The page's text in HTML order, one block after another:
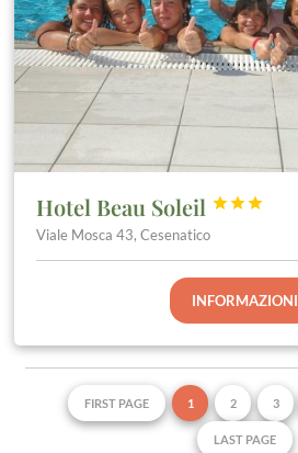
Hotel Beau Soleil 


Viale Mosca 43, Cesenatico
INFORMAZIONI
FIRST PAGE 1 2 3
LAST PAGE